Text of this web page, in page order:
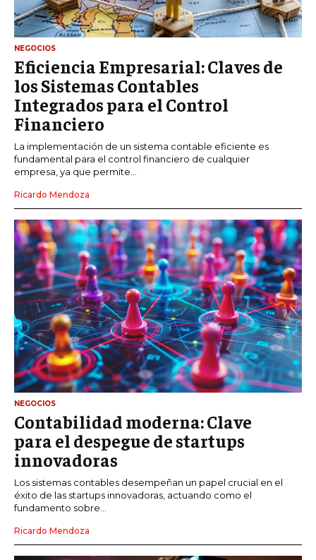
NEGOCIOS
Eficiencia Empresarial: Claves de
los Sistemas Contables
Integrados para el Control
Financiero
La implementación de un sistema contable eficiente es
fundamental para el control financiero de cualquier
empresa, ya que permite...
Ricardo Mendoza
NEGOCIOS
Contabilidad moderna: Clave
para el despegue de startups
innovadoras
Los sistemas contables desempeñan un papel crucial en el
éxito de las startups innovadoras, actuando como el
fundamento sobre...
Ricardo Mendoza